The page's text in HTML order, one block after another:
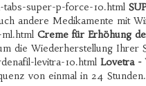
super-p-force-10.html
andere Medikamente mit
Creme für Erhöhung
die Wiederherstellung
levitra-10.html Lovetra -
von einmal in 24